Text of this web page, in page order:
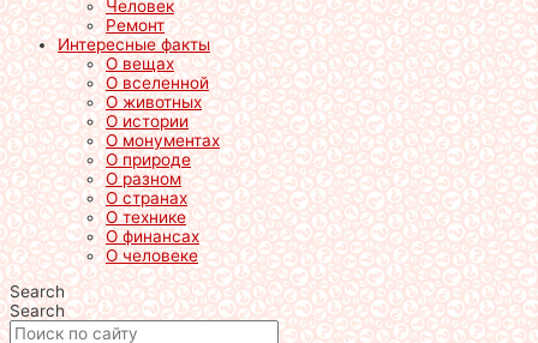
Человек
Ремонт
Интересные факты
О вещах
О вселенной
О животных
О истории
О монументах
О природе
О разном
О странах
О технике
О финансах
О человеке
Search
Search